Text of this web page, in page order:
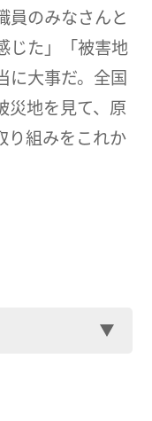
員のみなさんと
じた」「被害地
に大事だ。全国
災地を見て、原
り組みをこれか